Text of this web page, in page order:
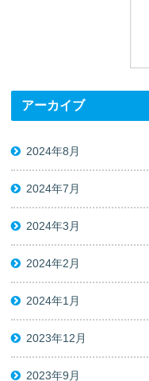
アーカイブ
2024年8月
2024年7月
2024年3月
2024年2月
2024年1月
2023年12月
2023年9月